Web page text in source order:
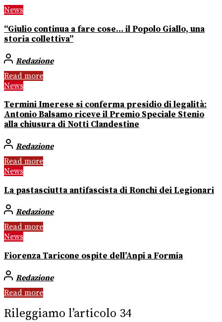
News
“Giulio continua a fare cose… il Popolo Giallo, una
storia collettiva”
Redazione
Read more
News
Termini Imerese si conferma presidio di legalità:
Antonio Balsamo riceve il Premio Speciale Stenio
alla chiusura di Notti Clandestine
Redazione
Read more
News
La pastasciutta antifascista di Ronchi dei Legionari
Redazione
Read more
News
Fiorenza Taricone ospite dell’Anpi a Formia
Redazione
Read more
Rileggiamo l’articolo 34